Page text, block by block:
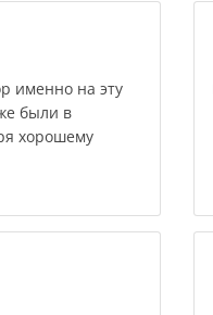
именно на эту
были в
хорошему